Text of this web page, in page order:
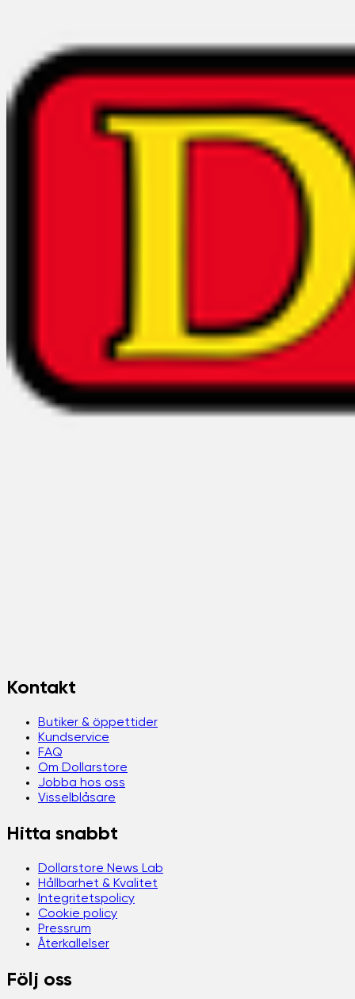
Kontakt
Butiker & öppettider
Kundservice
FAQ
Om Dollarstore
Jobba hos oss
Visselblåsare
Hitta snabbt
Dollarstore News Lab
Hållbarhet & Kvalitet
Integritetspolicy
Cookie policy
Pressrum
Återkallelser
Följ oss